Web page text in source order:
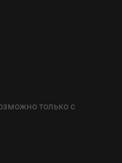
только с